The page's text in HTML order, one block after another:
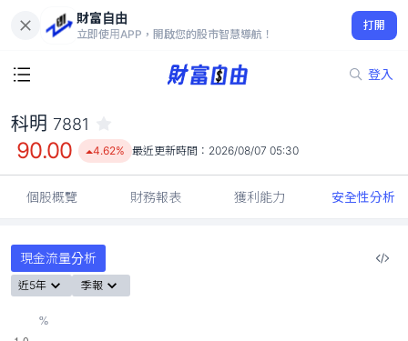
財富自由
立即使用APP，開啟您的股市智慧導航！
打開
登入
90.00
4.62%
科明 7881
90.00 4.62% 最近更新時間： 2026/08/07 05:30
個股概覽 財務報表 獲利能力 安全性分析
現金流量分析
近5年 季報